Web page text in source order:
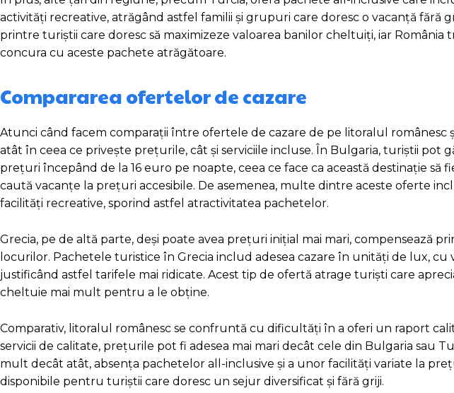
activități recreative, atrăgând astfel familii și grupuri care doresc o vacanță fără
printre turiștii care doresc să maximizeze valoarea banilor cheltuiți, iar România
concura cu aceste pachete atrăgătoare.
Compararea ofertelor de cazare
Atunci când facem comparații între ofertele de cazare de pe litoralul românesc
atât în ceea ce privește prețurile, cât și serviciile incluse. În Bulgaria, turiștii pot
prețuri începând de la 16 euro pe noapte, ceea ce face ca această destinație
caută vacanțe la prețuri accesibile. De asemenea, multe dintre aceste oferte
facilități recreative, sporind astfel atractivitatea pachetelor.
Grecia, pe de altă parte, deși poate avea prețuri inițial mai mari, compensează
locurilor. Pachetele turistice în Grecia includ adesea cazare în unități de lux, cu
justificând astfel tarifele mai ridicate. Acest tip de ofertă atrage turiști care
cheltuie mai mult pentru a le obține.
Comparativ, litoralul românesc se confruntă cu dificultăți în a oferi un raport
servicii de calitate, prețurile pot fi adesea mai mari decât cele din Bulgaria sau
mult decât atât, absența pachetelor all-inclusive și a unor facilități variate la
disponibile pentru turiștii care doresc un sejur diversificat și fără griji.